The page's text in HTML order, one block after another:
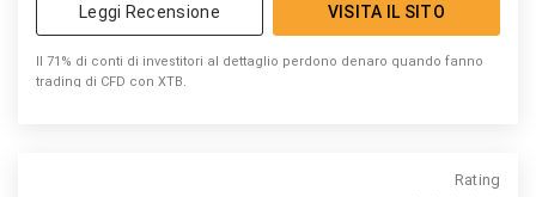
Leggi Recensione VISITA IL SITO
Il 71% di conti di investitori al dettaglio perdono denaro quando fanno
trading di CFD con XTB.
Rating